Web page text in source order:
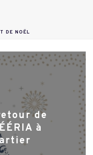
DE NOËL
de
à